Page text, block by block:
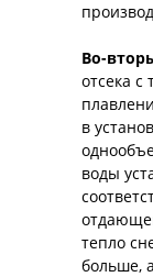
Во-
отсека с
в
воды
тепло
больше,